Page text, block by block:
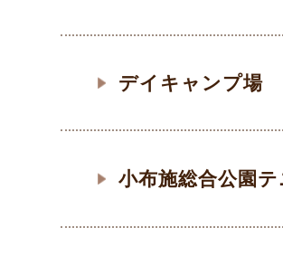
デイキャンプ場
小布施総合公園